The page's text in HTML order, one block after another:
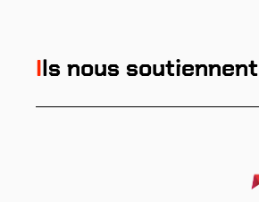
Ils nous soutiennent